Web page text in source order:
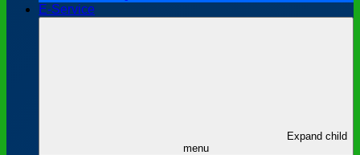
E-Service
Expand child
menu